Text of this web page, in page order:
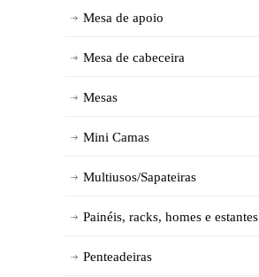
Mesa de apoio
Mesa de cabeceira
Mesas
Mini Camas
Multiusos/Sapateiras
Painéis, racks, homes e estantes
Penteadeiras